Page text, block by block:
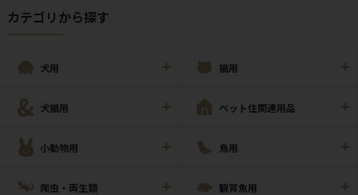
カテゴリから探す
犬用 猫用
犬猫用 ペット住関連用品
小動物用 鳥用
爬虫・両生類 観賞魚用